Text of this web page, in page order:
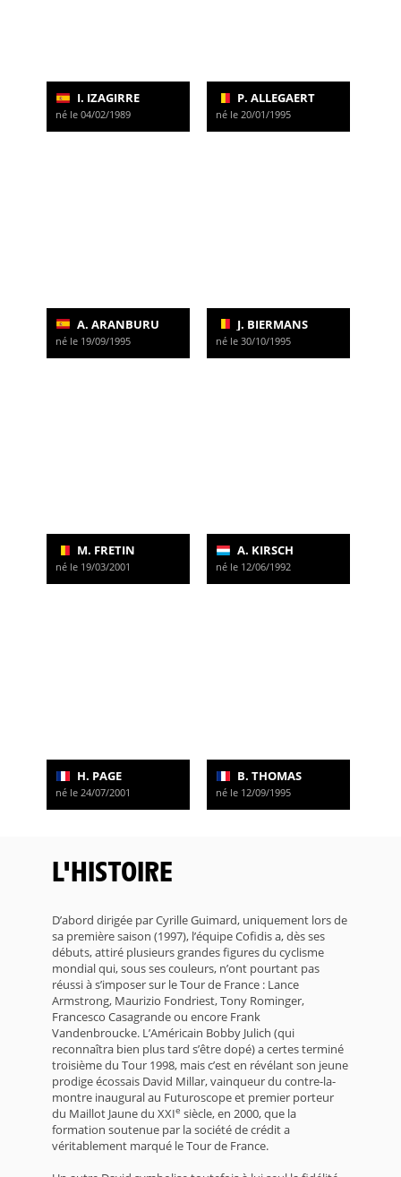
I. IZAGIRRE
né le 04/02/1989
P. ALLEGAERT
né le 20/01/1995
A. ARANBURU
né le 19/09/1995
J. BIERMANS
né le 30/10/1995
M. FRETIN
né le 19/03/2001
A. KIRSCH
né le 12/06/1992
H. PAGE
né le 24/07/2001
B. THOMAS
né le 12/09/1995
L'HISTOIRE
D’abord dirigée par Cyrille Guimard, uniquement lors de
sa première saison (1997), l’équipe Cofidis a, dès ses
débuts, attiré plusieurs grandes figures du cyclisme
mondial qui, sous ses couleurs, n’ont pourtant pas
réussi à s’imposer sur le Tour de France : Lance
Armstrong, Maurizio Fondriest, Tony Rominger,
Francesco Casagrande ou encore Frank
Vandenbroucke. L’Américain Bobby Julich (qui
reconnaîtra bien plus tard s’être dopé) a certes terminé
troisième du Tour 1998, mais c’est en révélant son jeune
prodige écossais David Millar, vainqueur du contre-la-
montre inaugural au Futuroscope et premier porteur
du Maillot Jaune du XXIe siècle, en 2000, que la
formation soutenue par la société de crédit a
véritablement marqué le Tour de France.